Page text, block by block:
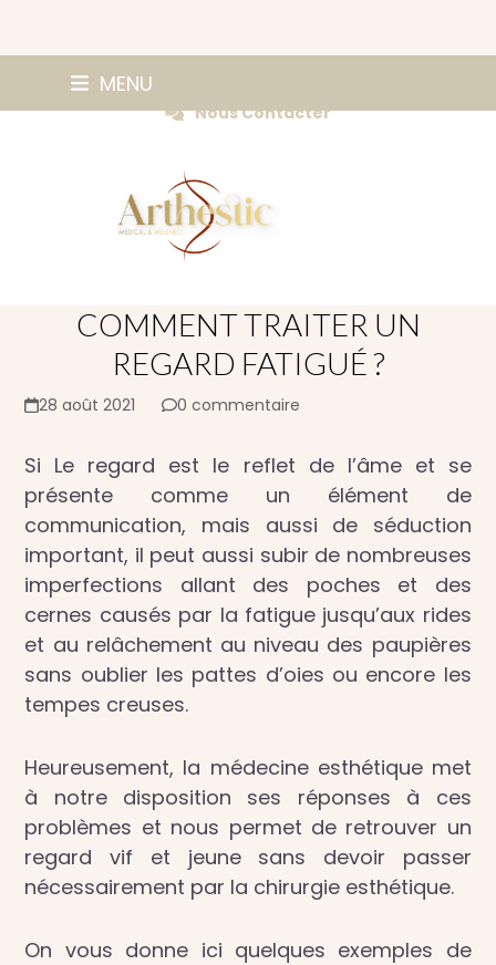
MENU
Nous Contacter
COMMENT TRAITER UN
REGARD FATIGUÉ ?
28 août 2021 0 commentaire
Si Le regard est le reflet de l’âme et se
présente comme un élément de
communication, mais aussi de séduction
important, il peut aussi subir de nombreuses
imperfections allant des poches et des
cernes causés par la fatigue jusqu’aux rides
et au relâchement au niveau des paupières
sans oublier les pattes d’oies ou encore les
tempes creuses.
Heureusement, la médecine esthétique met
à notre disposition ses réponses à ces
problèmes et nous permet de retrouver un
regard vif et jeune sans devoir passer
nécessairement par la chirurgie esthétique.
On vous donne ici quelques exemples de